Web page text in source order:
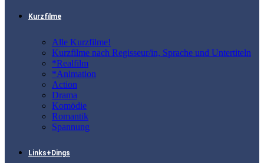
Kurzfilme
Alle Kurzfilme!
Kurzfilme nach Regisseur/in, Sprache und Untertiteln
*Realfilm
*Animation
Action
Drama
Komödie
Romantik
Spannung
Links+Dings